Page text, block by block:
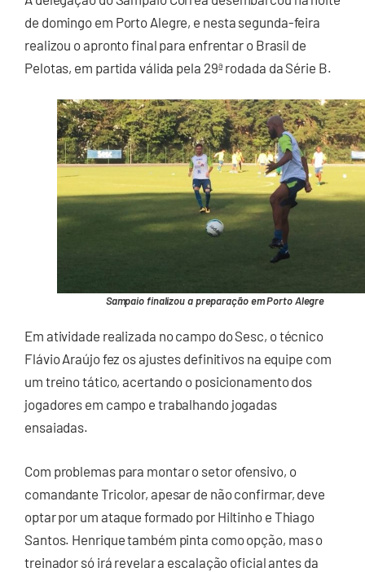
de domingo em Porto Alegre, e nesta segunda-feira
realizou o apronto final para enfrentar o Brasil de
Pelotas, em partida válida pela 29ª rodada da Série B.
Sampaio finalizou a preparação em Porto Alegre
Em atividade realizada no campo do Sesc, o técnico
Flávio Araújo fez os ajustes definitivos na equipe com
um treino tático, acertando o posicionamento dos
jogadores em campo e trabalhando jogadas
ensaiadas.
Com problemas para montar o setor ofensivo, o
comandante Tricolor, apesar de não confirmar, deve
optar por um ataque formado por Hiltinho e Thiago
Santos. Henrique também pinta como opção, mas o
treinador só irá revelar a escalação oficial antes da